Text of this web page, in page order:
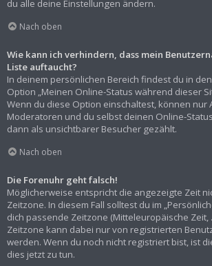
du alle deine Einstellungen ändern.
Nach oben
Wie kann ich verhindern, dass mein
Liste auftaucht?
In deinem persönlichen Bereich findest du in
Option „Meinen Online-Status während dieser
Wenn du diese Option einschaltest, können nur
Moderatoren und du selbst deinen Online-
dann als unsichtbarer Besucher gezählt.
Nach oben
Die Forenuhr geht falsch!
Möglicherweise entspricht die angezeigte Zeit
Zeitzone. In diesem Fall solltest du im
dich passende Zeitzone (Mitteleuropäische Zeit,
Zeitzone kann dabei nur von registrierten
werden. Wenn du noch nicht registriert bist, ist
dies jetzt zu tun.